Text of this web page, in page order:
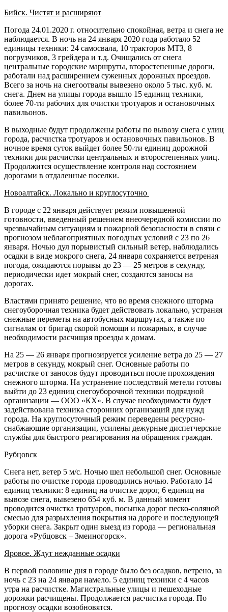
Бийск. Чистят и расширяют
Погода 24.01.2020 г. относительно спокойная, ветра и снега не
наблюдается. В ночь на 24 января 2020 года работало 52
единицы техники: 24 самосвала, 10 тракторов МТЗ, 8
погрузчиков, 3 грейдера и т.д. Очищались от снега
центральные городские маршруты, второстепенные дороги,
работали над расширением суженных дорожных проездов.
Всего за ночь на снегоотвалы вывезено около 5 тыс. куб. м.
снега. Днем на улицы города вышло 15 единиц техники,
более 70-ти рабочих для очистки тротуаров и остановочных
павильонов.
В выходные будут продолжены работы по вывозу снега с улиц
города, расчистка тротуаров и остановочных павильонов. В
ночное время суток выйдет более 50-ти единиц дорожной
техники для расчистки центральных и второстепенных улиц.
Продолжится осуществление контроля над состоянием
дорогами в отдаленные поселки.
Новоалтайск. Локально и круглосуточно
В городе с 22 января действует режим повышенной
готовности, введенный решением внеочередной комиссии по
чрезвычайным ситуациям и пожарной безопасности в связи с
прогнозом неблагоприятных погодных условий с 23 по 26
января. Ночью дул порывистый сильный ветер, наблюдались
осадки в виде мокрого снега, 24 января сохраняется ветреная
погода, ожидаются порывы до 23 — 25 метров в секунду,
периодически идет мокрый снег, создаются заносы на
дорогах.
Властями принято решение, что во время снежного шторма
снегоуборочная техника будет действовать локально, устраняя
снежные переметы на автобусных маршрутах, а также по
сигналам от бригад скорой помощи и пожарных, в случае
необходимости расчищая проезды к домам.
На 25 — 26 января прогнозируется усиление ветра до 25 — 27
метров в секунду, мокрый снег. Основные работы по
расчистке от заносов будут проводиться после прохождения
снежного шторма. На устранение последствий метели готовы
выйти до 23 единиц снегоуборочной техники подрядной
организации — ООО «КХ». В случае необходимости будет
задействована техника сторонних организаций для нужд
города. На круглосуточный режим переведены ресурсно-
снабжающие организации, усилены дежурные диспетчерские
службы для быстрого реагирования на обращения граждан.
Рубцовск
Снега нет, ветер 5 м/с. Ночью шел небольшой снег. Основные
работы по очистке города проводились ночью. Работало 14
единиц техники: 8 единиц на очистке дорог, 6 единиц на
вывозе снега, вывезено 654 куб. м. В данный момент
проводится очистка тротуаров, посыпка дорог песко-соляной
смесью для разрыхления покрытия на дороге и последующей
уборки снега. Закрыт один выезд из города — региональная
дорога «Рубцовск – Змеиногорск».
Яровое. Ждут нежданные осадки
В первой половине дня в городе было без осадков, ветрено, за
ночь с 23 на 24 января намело. 5 единиц техники с 4 часов
утра на расчистке. Магистральные улицы и пешеходные
дорожки расчищены. Продолжается расчистка города. По
прогнозу осадки возобновятся.